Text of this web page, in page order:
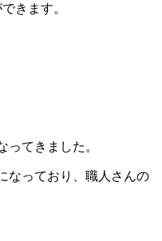
きます。
ってきました。
なっており、職人さんの